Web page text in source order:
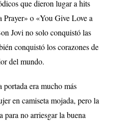
que dieron lugar a hits
o «You Give Love a
Jovi no solo conquistó las
conquistó los corazones de
del mundo.
era mucho más
en camiseta mojada, pero la
para no arriesgar la buena